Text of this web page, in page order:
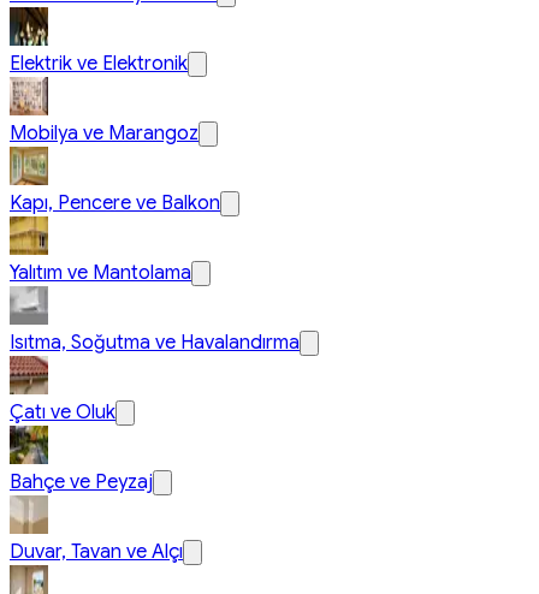
Elektrik ve Elektronik
Mobilya ve Marangoz
Kapı, Pencere ve Balkon
Yalıtım ve Mantolama
Isıtma, Soğutma ve Havalandırma
Çatı ve Oluk
Bahçe ve Peyzaj
Duvar, Tavan ve Alçı